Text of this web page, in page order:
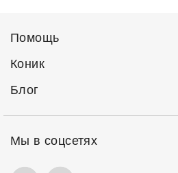
Помощь
Коник
Блог
Мы в соцсетях